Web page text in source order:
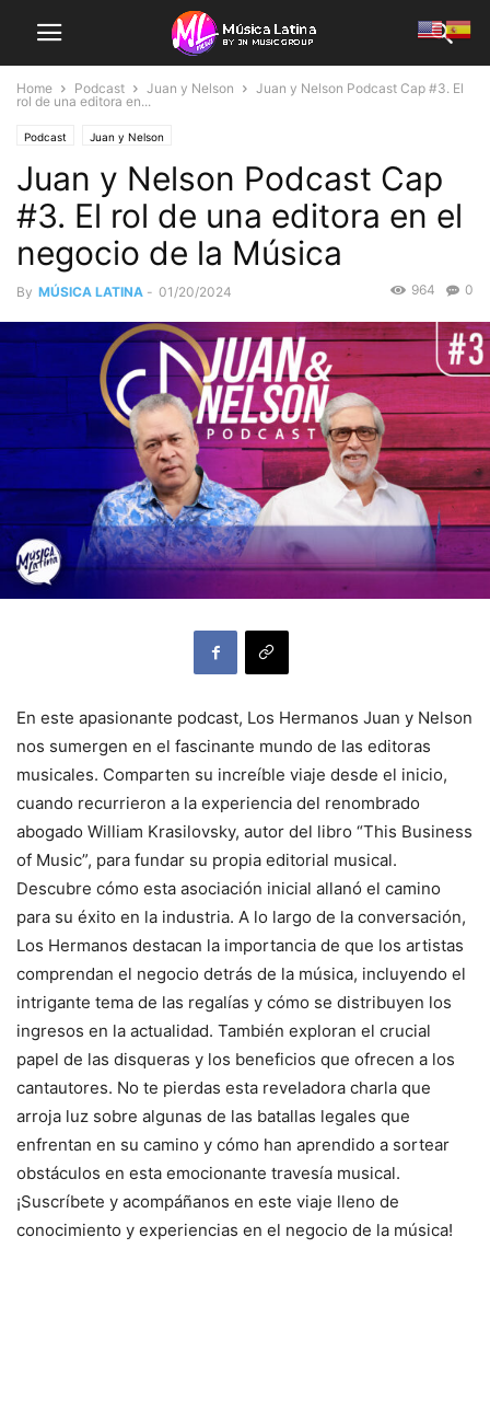
Home Podcast Juan y Nelson
Juan y Nelson Podcast Cap #3. El
rol de una editora en...
Podcast Juan y Nelson
Juan y Nelson Podcast Cap
#3. El rol de una editora en el
negocio de la Música
By MÚSICA LATINA - 01/20/2024 0
964
En este apasionante podcast, Los Hermanos Juan y Nelson
nos sumergen en el fascinante mundo de las editoras
musicales. Comparten su increíble viaje desde el inicio,
cuando recurrieron a la experiencia del renombrado
abogado William Krasilovsky, autor del libro “This Business
of Music”, para fundar su propia editorial musical.
Descubre cómo esta asociación inicial allanó el camino
para su éxito en la industria. A lo largo de la conversación,
Los Hermanos destacan la importancia de que los artistas
comprendan el negocio detrás de la música, incluyendo el
intrigante tema de las regalías y cómo se distribuyen los
ingresos en la actualidad. También exploran el crucial
papel de las disqueras y los beneficios que ofrecen a los
cantautores. No te pierdas esta reveladora charla que
arroja luz sobre algunas de las batallas legales que
enfrentan en su camino y cómo han aprendido a sortear
obstáculos en esta emocionante travesía musical.
¡Suscríbete y acompáñanos en este viaje lleno de
conocimiento y experiencias en el negocio de la música!